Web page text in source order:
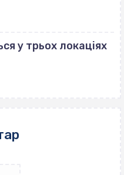
у трьох локаціях